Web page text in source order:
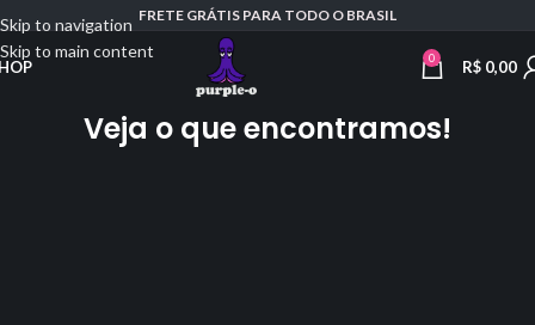
Skip to navigation
Skip to main content
FRETE GRÁTIS PARA TODO O BRASIL
0 R$0,00
Veja o que encontramos!